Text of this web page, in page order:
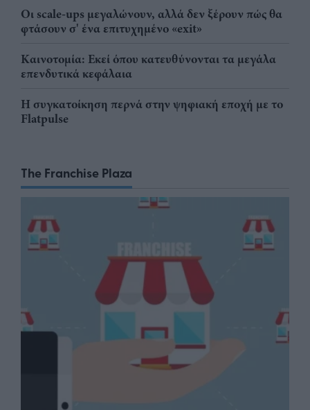
Οι scale-ups μεγαλώνουν, αλλά δεν ξέρουν πώς θα
φτάσουν σ' ένα επιτυχημένο «exit»
Καινοτομία: Εκεί όπου κατευθύνονται τα μεγάλα
επενδυτικά κεφάλαια
Η συγκατοίκηση περνά στην ψηφιακή εποχή με το
Flatpulse
The Franchise Plaza